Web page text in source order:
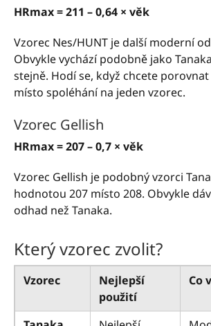
HRmax = 211 – 0,64 × věk
Vzorec Nes/HUNT je další moderní
Obvykle vychází podobně jako
stejně. Hodí se, když chcete
místo spoléhání na jeden vzorec.
Vzorec Gellish
HRmax = 207 – 0,7 × věk
Vzorec Gellish je podobný vzorci
hodnotou 207 místo 208. Obvykle
odhad než Tanaka.
Který vzorec zvolit?
Vzorec
Nejlepší
použití
Co